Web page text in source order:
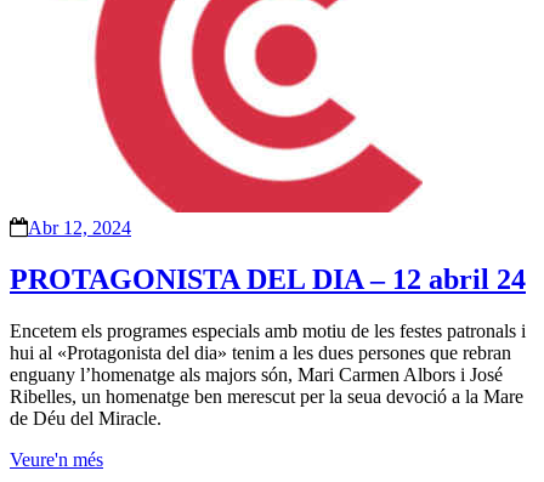
Abr 12, 2024
PROTAGONISTA DEL DIA – 12 abril 24
Encetem els programes especials amb motiu de les festes patronals i
hui al «Protagonista del dia» tenim a les dues persones que rebran
enguany l’homenatge als majors són, Mari Carmen Albors i José
Ribelles, un homenatge ben merescut per la seua devoció a la Mare
de Déu del Miracle.
Veure'n més